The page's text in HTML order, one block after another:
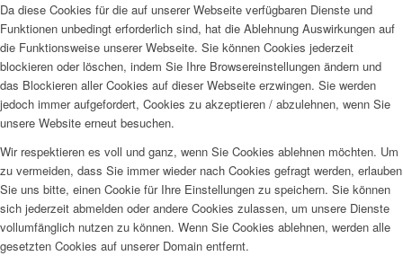
Da diese Cookies für die auf unserer Webseite verfügbaren Dienste und
Funktionen unbedingt erforderlich sind, hat die Ablehnung Auswirkungen auf
die Funktionsweise unserer Webseite. Sie können Cookies jederzeit
blockieren oder löschen, indem Sie Ihre Browsereinstellungen ändern und
das Blockieren aller Cookies auf dieser Webseite erzwingen. Sie werden
jedoch immer aufgefordert, Cookies zu akzeptieren / abzulehnen, wenn Sie
unsere Website erneut besuchen.
Wir respektieren es voll und ganz, wenn Sie Cookies ablehnen möchten. Um
zu vermeiden, dass Sie immer wieder nach Cookies gefragt werden, erlauben
Sie uns bitte, einen Cookie für Ihre Einstellungen zu speichern. Sie können
sich jederzeit abmelden oder andere Cookies zulassen, um unsere Dienste
vollumfänglich nutzen zu können. Wenn Sie Cookies ablehnen, werden alle
gesetzten Cookies auf unserer Domain entfernt.